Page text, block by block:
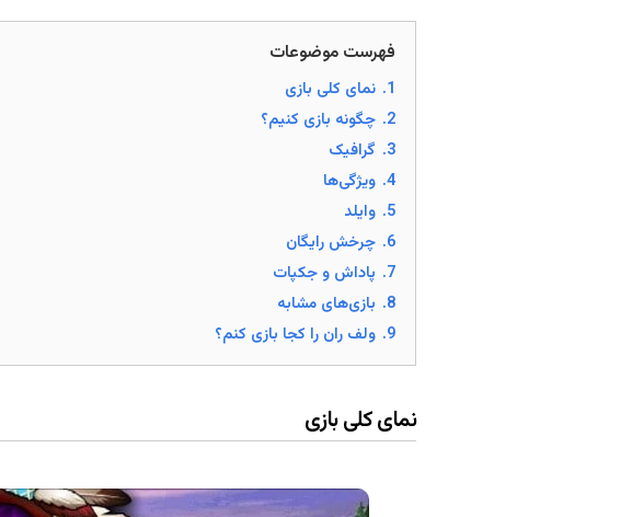
فهرست موضوعات
1. نمای کلی بازی
2. چگونه بازی کنیم؟
3. گرافیک
4. ویژگی‌ها
5. وایلد
6. چرخش رایگان
7. پاداش و جکپات
8. بازی‌های مشابه
9. ولف ران را کجا بازی کنم؟
نمای کلی بازی